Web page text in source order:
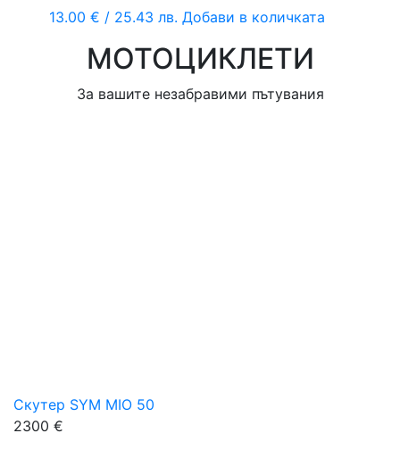
13.00 € / 25.43 лв. Добави в количката
МОТОЦИКЛЕТИ
За вашите незабравими пътувания
Скутер SYM MIO 50
2300 €